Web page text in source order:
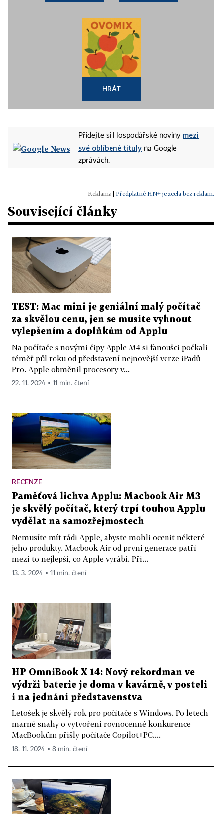
HRÁT
Přidejte si Hospodářské noviny mezi
své oblíbené tituly na Google
zprávách.
Předplatné HN+ je zcela bez reklam.
Související články
TEST: Mac mini je geniální malý počítač
za skvělou cenu, jen se musíte vyhnout
vylepšením a doplňkům od Applu
Na počítače s novými čipy Apple M4 si fanoušci počkali
téměř půl roku od představení nejnovější verze iPadů
Pro. Apple obměnil procesory v...
22. 11. 2024 ▪ 11 min. čtení
RECENZE
Paměťová lichva Applu: Macbook Air M3
je skvělý počítač, který trpí touhou Applu
vydělat na samozřejmostech
Nemusíte mít rádi Apple, abyste mohli ocenit některé
jeho produkty. Macbook Air od první generace patří
mezi to nejlepší, co Apple vyrábí. Při...
13. 3. 2024 ▪ 11 min. čtení
HP OmniBook X 14: Nový rekordman ve
výdrži baterie je doma v kavárně, v posteli
i na jednání představenstva
Letošek je skvělý rok pro počítače s Windows. Po letech
marné snahy o vytvoření rovnocenné konkurence
MacBookům přišly počítače Copilot+PC....
18. 11. 2024 ▪ 8 min. čtení